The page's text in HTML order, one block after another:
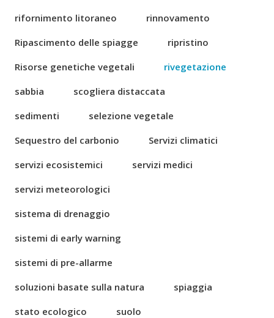
rifornimento litoraneo
rinnovamento
Ripascimento delle spiagge
ripristino
Risorse genetiche vegetali
rivegetazione
sabbia
scogliera distaccata
sedimenti
selezione vegetale
Sequestro del carbonio
Servizi climatici
servizi ecosistemici
servizi medici
servizi meteorologici
sistema di drenaggio
sistemi di early warning
sistemi di pre-allarme
soluzioni basate sulla natura
spiaggia
stato ecologico
suolo